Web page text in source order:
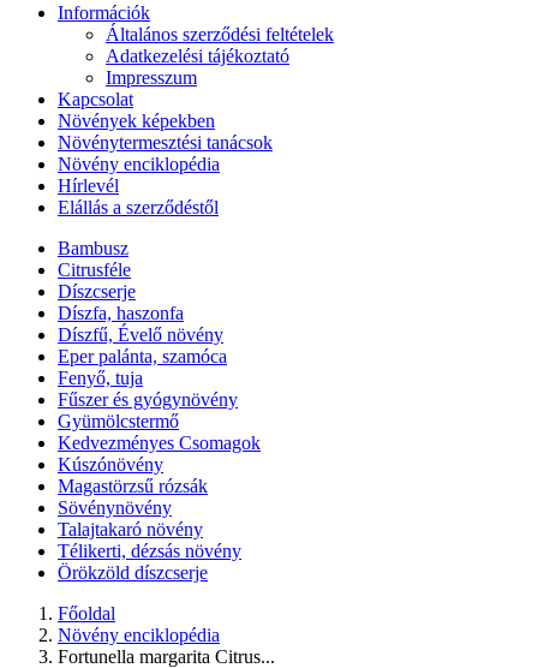
Információk
Általános szerződési feltételek
Adatkezelési tájékoztató
Impresszum
Kapcsolat
Növények képekben
Növénytermesztési tanácsok
Növény enciklopédia
Hírlevél
Elállás a szerződéstől
Bambusz
Citrusféle
Díszcserje
Díszfa, haszonfa
Díszfű, Évelő növény
Eper palánta, szamóca
Fenyő, tuja
Fűszer és gyógynövény
Gyümölcstermő
Kedvezményes Csomagok
Kúszónövény
Magastörzsű rózsák
Sövénynövény
Talajtakaró növény
Télikerti, dézsás növény
Örökzöld díszcserje
Főoldal
Növény enciklopédia
Fortunella margarita Citrus...